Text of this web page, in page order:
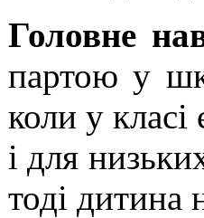
Головне
партою у
коли у
і для
тоді дитина